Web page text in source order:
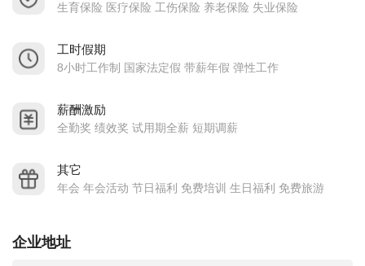
生育保险 医疗保险 工伤保险 养老保险 失业保险
工时假期
8小时工作制 国家法定假 带薪年假 弹性工作
薪酬激励
全勤奖 绩效奖 试用期全薪 短期调薪
其它
年会 年会活动 节日福利 免费培训 生日福利 免费旅游
企业地址